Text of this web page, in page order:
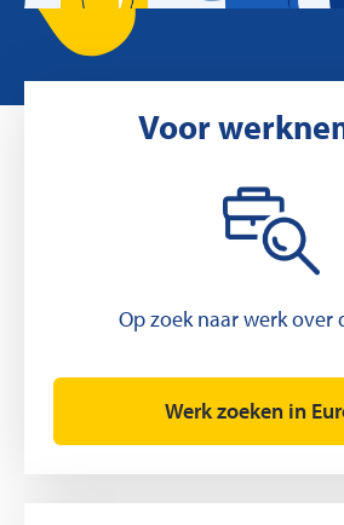
Voor
Op zoek naar werk over
Werk zoeken in